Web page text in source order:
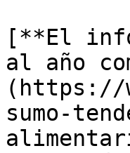
[**El
al año
(https://
sumo-